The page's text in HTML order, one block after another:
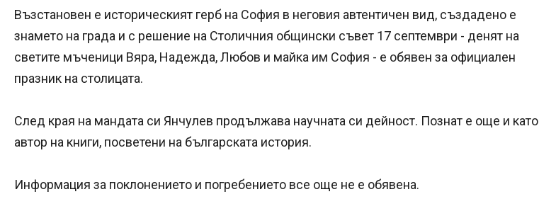
Възстановен е историческият герб на София в неговия автентичен вид, създадено е
знамето на града и с решение на Столичния общински съвет 17 септември - денят на
светите мъченици Вяра, Надежда, Любов и майка им София - е обявен за официален
празник на столицата.
След края на мандата си Янчулев продължава научната си дейност. Познат е още и като
автор на книги, посветени на българската история.
Информация за поклонението и погребението все още не е обявена.